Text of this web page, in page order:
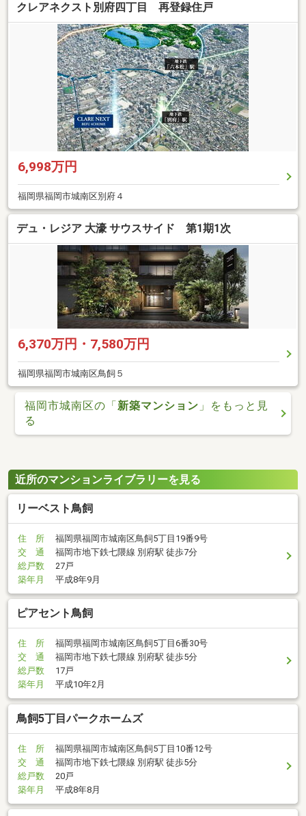
クレアネクスト別府四丁目 再登録住戸
6,998万円
福岡県福岡市城南区別府４
デュ・レジア 大濠 サウスサイド 第1期1次
6,370万円・7,580万円
福岡県福岡市城南区鳥飼５
福岡市城南区の「新築マンション 」をもっと見
る
近所のマンションライブラリーを見る
リーベスト鳥飼
住 所
福岡県福岡市城南区鳥飼5丁目19番9号
交 通
福岡市地下鉄七隈線 別府駅 徒歩7分
総戸数
27戸
築年月
平成8年9月
ピアセント鳥飼
住 所
福岡県福岡市城南区鳥飼5丁目6番30号
交 通
福岡市地下鉄七隈線 別府駅 徒歩5分
総戸数
17戸
築年月
平成10年2月
鳥飼5丁目パークホームズ
住 所
福岡県福岡市城南区鳥飼5丁目10番12号
交 通
福岡市地下鉄七隈線 別府駅 徒歩5分
総戸数
20戸
築年月
平成8年8月